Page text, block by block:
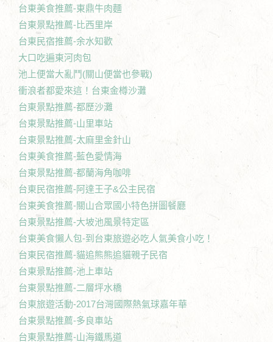
台東美食推薦-東鼎牛肉麵
台東景點推薦-比西里岸
台東民宿推薦-余水知歡
大口吃遍東河肉包
池上便當大亂鬥(關山便當也參戰)
衝浪者都愛來這！台東金樽沙灘
台東景點推薦-都歷沙灘
台東景點推薦-山里車站
台東景點推薦-太麻里金針山
台東美食推薦-藍色愛情海
台東景點推薦-都蘭海角咖啡
台東民宿推薦-阿達王子&公主民宿
台東美食推薦-關山合眾國小特色拼圖餐廳
台東景點推薦-大坡池風景特定區
台東美食懶人包-到台東旅遊必吃人氣美食小吃！
台東民宿推薦-貓追熊熊追貓親子民宿
台東景點推薦-池上車站
台東景點推薦-二層坪水橋
台東旅遊活動-2017台灣國際熱氣球嘉年華
台東景點推薦-多良車站
台東景點推薦-山海鐵馬道